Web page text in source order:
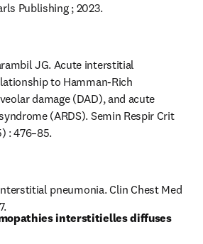
Publishing ; 2023.
JG. Acute interstitial
to Hamman-Rich
damage (DAD), and acute
(ARDS). Semin Respir Crit
: 476–85.
pneumonia. Clin Chest Med
interstitielles diffuses